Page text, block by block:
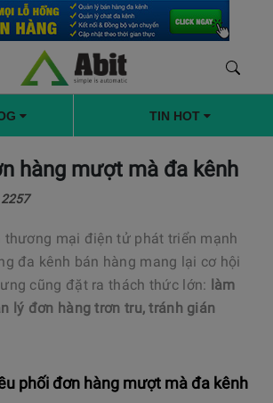
TIN HOT
hàng mượt mà đa kênh
2257
thương mại điện tử phát triển mạnh
đa kênh bán hàng mang lại cơ hội
cũng đặt ra thách thức lớn: làm
lý đơn hàng trơn tru, tránh gián
phối đơn hàng mượt mà đa kênh